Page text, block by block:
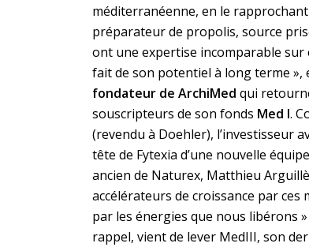
méditerranéenne, en le
préparateur de propolis, source
ont une expertise incomparable
fait de son potentiel à long terme »,
fondateur de ArchiMedqui
souscripteurs de son fonds Med I.
(revendu à Doehler), l’investisseur
tête de Fytexia d’une nouvelle
ancien de Naturex, Matthieu
accélérateurs de croissance par
par les énergies que nous libérons
rappel, vient de lever MedIII, son